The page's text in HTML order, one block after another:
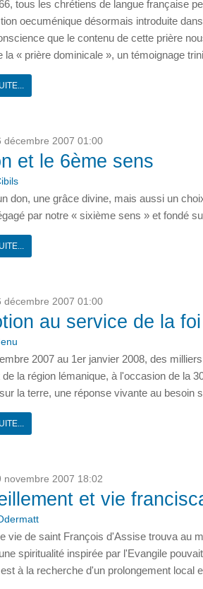
tous les chrétiens de langue française
oecuménique désormais introduite
que le contenu de cette prière
la « prière dominicale », un témoignage
décembre 2007 01:00
et le 6ème sens
don, une grâce divine, mais aussi un
par notre « sixième sens » et fondé
décembre 2007 01:00
au service de la foi
2007 au 1er janvier 2008, des
la région lémanique, à l'occasion de la
la terre, une réponse vivante au besoin
novembre 2007 18:02
et vie
vie de saint François d'Assise trouva au
spiritualité inspirée par l'Evangile
à la recherche d'un prolongement local